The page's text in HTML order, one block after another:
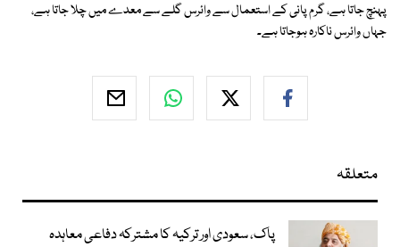
پہنچ جاتا ہے، گرم پانی کے استعمال سے وائرس گلے سے معدے میں چلا جاتا ہے،
جہاں وائرس ناکارہ ہوجاتا ہے۔
متعلقہ
پاک، سعودی اور ترکیہ کا مشترکہ دفاعی معاہدہ